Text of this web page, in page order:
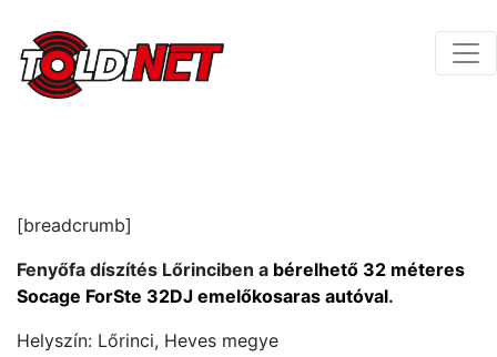
[breadcrumb]
Fenyőfa díszítés Lőrinciben a bérelhető 32 méteres
Socage ForSte 32DJ emelőkosaras autóval.
Helyszín: Lőrinci, Heves megye